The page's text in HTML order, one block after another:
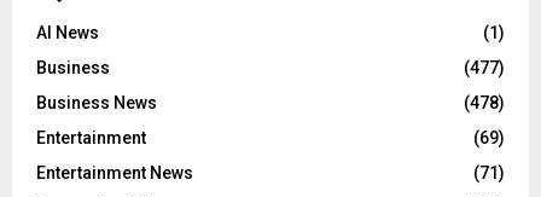
AI News
(1)
Business
(477)
Business News
(478)
Entertainment
(69)
Entertainment News
(71)